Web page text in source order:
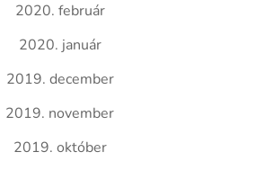
2020. február
2020. január
2019. december
2019. november
2019. október